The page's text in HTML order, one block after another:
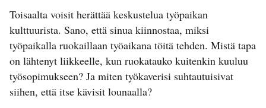
Toisaalta voisit herättää keskustelua työpaikan
kulttuurista. Sano, että sinua kiinnostaa, miksi
työpaikalla ruokaillaan työaikana töitä tehden. Mistä tapa
on lähtenyt liikkeelle, kun ruokatauko kuitenkin kuuluu
työsopimukseen? Ja miten työkaverisi suhtautuisivat
siihen, että itse kävisit lounaalla?